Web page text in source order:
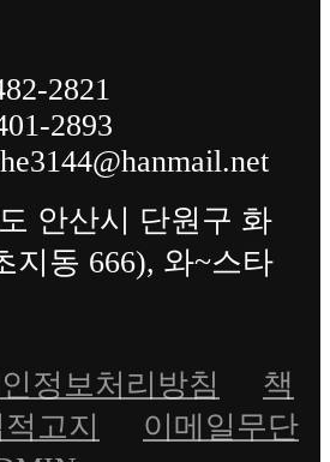
2821
2893
안산시 단원구 화
지동 666), 와~스타
정보처리방침
책
고지
이메일무단